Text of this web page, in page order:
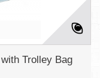
Trolley Bag